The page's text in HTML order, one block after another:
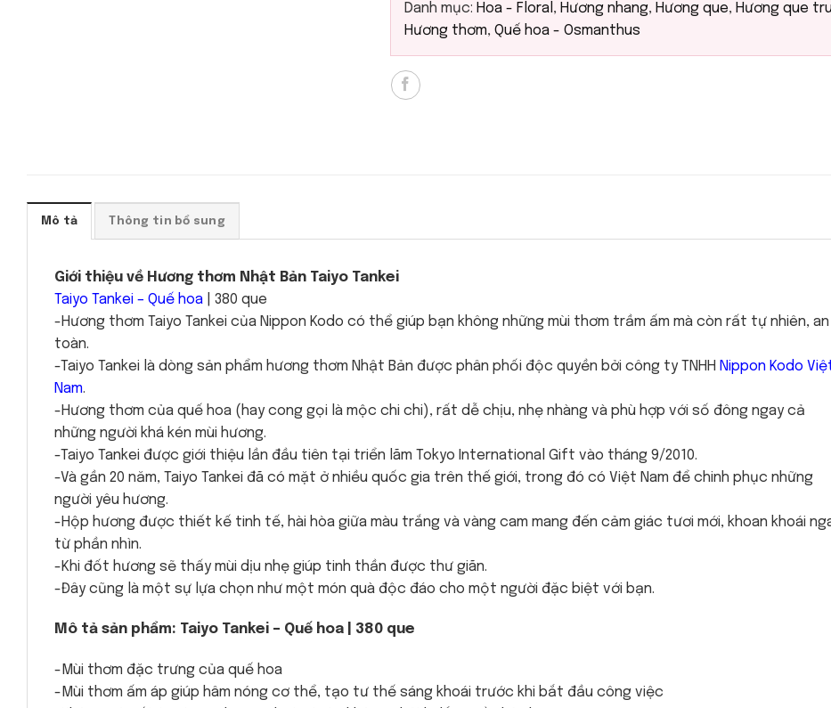
Danh mục: Hoa - Floral, Hương nhang, Hương que, Hương que
Hương thơm, Quế hoa - Osmanthus
Mô tả Thông tin bổ sung
Giới thiệu về Hương thơm Nhật Bản Taiyo Tankei
Taiyo Tankei – Quế hoa | 380 que
-Hương thơm Taiyo Tankei của Nippon Kodo có thể giúp bạn không những mùi thơm trầm ấm mà còn rất tự nhiên, an
toàn.
-Taiyo Tankei là dòng sản phẩm hương thơm Nhật Bản được phân phối độc quyền bởi công ty TNHH Nippon Kodo
Nam.
-Hương thơm của quế hoa (hay cong gọi là mộc chi chi), rất dễ chịu, nhẹ nhàng và phù hợp với số đông ngay cả
những người khá kén mùi hương.
-Taiyo Tankei được giới thiệu lần đầu tiên tại triển lãm Tokyo International Gift vào tháng 9/2010.
-Và gần 20 năm, Taiyo Tankei đã có mặt ở nhiều quốc gia trên thế giới, trong đó có Việt Nam để chinh phục những
người yêu hương.
-Hộp hương được thiết kế tinh tế, hài hòa giữa màu trắng và vàng cam mang đến cảm giác tươi mới, khoan khoái
từ phần nhìn.
-Khi đốt hương sẽ thấy mùi dịu nhẹ giúp tinh thần được thư giãn.
-Đây cũng là một sự lựa chọn như một món quà độc đáo cho một người đặc biệt với bạn.
Mô tả sản phẩm: Taiyo Tankei – Quế hoa | 380 que
-Mùi thơm đặc trưng của quế hoa
-Mùi thơm ấm áp giúp hâm nóng cơ thể, tạo tư thế sáng khoái trước khi bắt đầu công việc